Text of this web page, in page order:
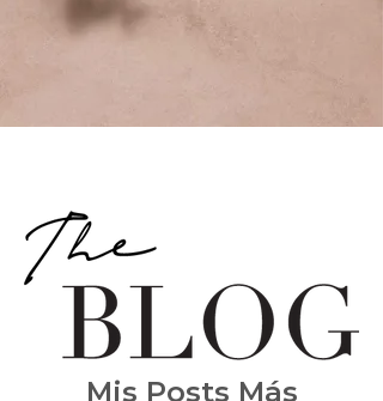
Mis Posts Más